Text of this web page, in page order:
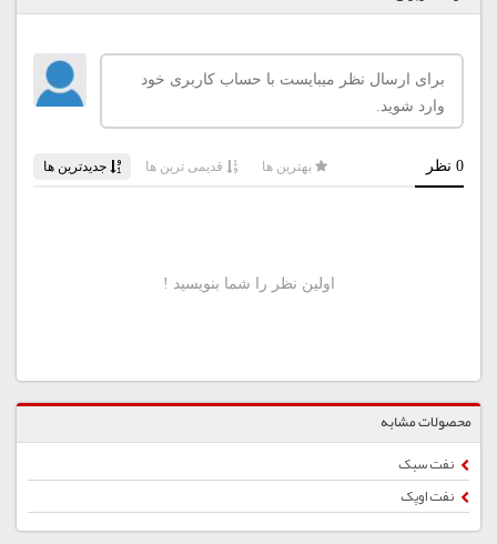
محصولات مشابه
نفت سبک
نفت اوپک